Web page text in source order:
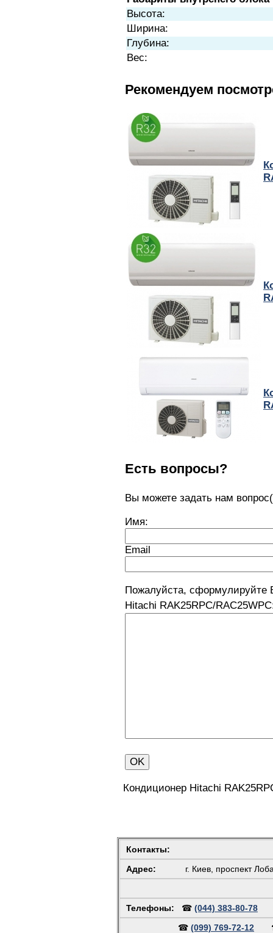
Высота:
Ширина:
Глубина:
Вес:
Рекомендуем
Есть вопросы?
Вы можете задать нам
Имя:
Email
Пожалуйста, сформулируйте
Hitachi RAK25RPC/
Кондиционер Hitachi
Контакты:
Адрес:
г. Киев, проспект
Телефоны: ☎ (044) 383-80-78
☎ (099) 769-72-12